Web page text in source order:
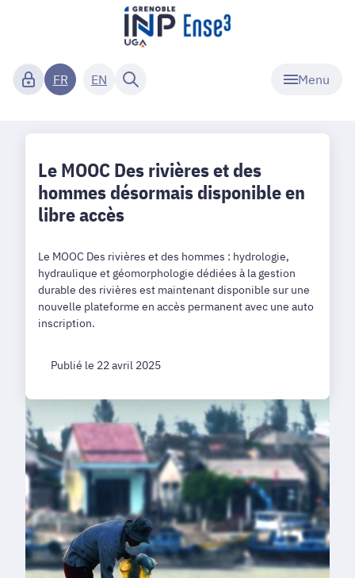
Menu
FR EN
Le MOOC Des rivières et des
hommes désormais disponible en
libre accès
Le MOOC Des rivières et des hommes : hydrologie,
hydraulique et géomorphologie dédiées à la gestion
durable des rivières est maintenant disponible sur une
nouvelle plateforme en accès permanent avec une auto
inscription.
Publié le 22 avril 2025